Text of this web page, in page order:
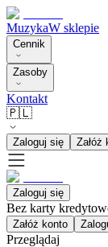
MuzykaW sklepie
Cennik
Zasoby
Kontakt
🇵🇱
Zaloguj się Załóż
Zaloguj się
Bez karty
Załóż konto
Przeglądaj